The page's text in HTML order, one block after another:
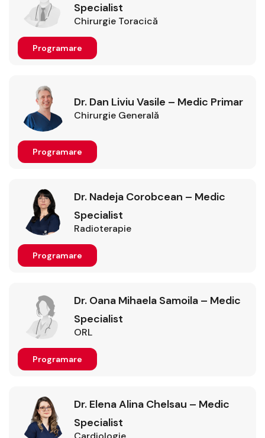
Specialist
Chirurgie Toracică
Programare
Dr. Dan Liviu Vasile – Medic Primar
Chirurgie Generală
Programare
Dr. Nadeja Corobcean – Medic
Specialist
Radioterapie
Programare
Dr. Oana Mihaela Samoila – Medic
Specialist
ORL
Programare
Dr. Elena Alina Chelsau – Medic
Specialist